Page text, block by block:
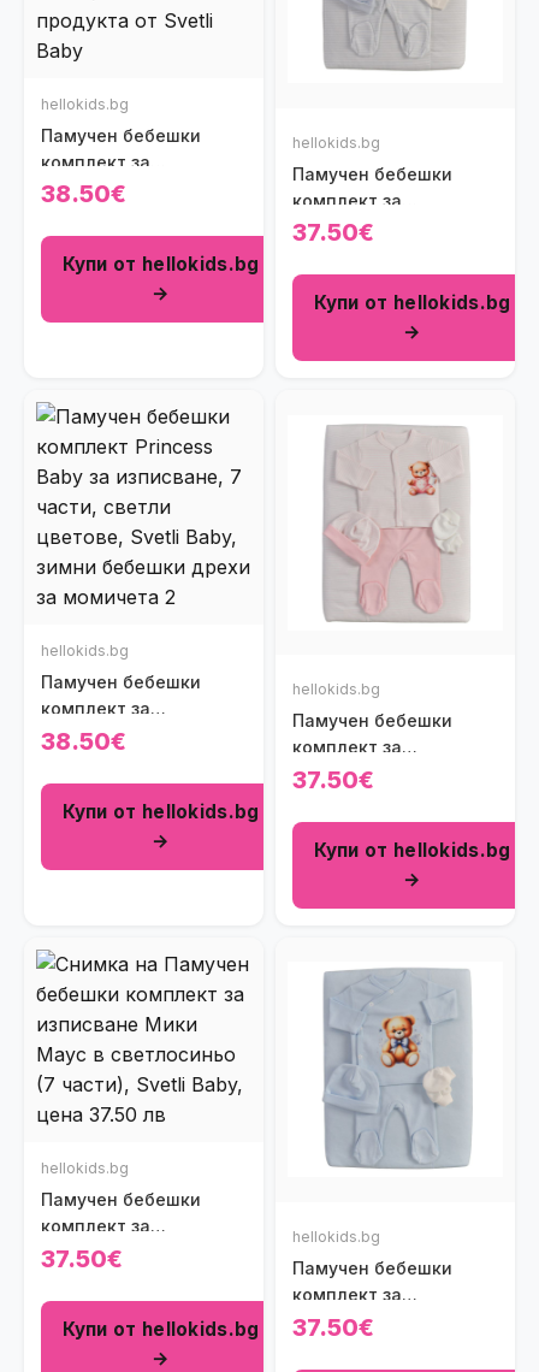
hellokids.bg
Памучен бебешки
комплект за
изписване с рокличка
части)
38.50€
Купи от hellokids.bg
→
hellokids.bg
Памучен бебешки
комплект за
изписване Sweet
светлосиньо на
райенца (6 части)
37.50€
Купи от hellokids.bg
→
hellokids.bg
Памучен бебешки
комплект за
изписване с рокличка
38.50€
Купи от hellokids.bg
→
hellokids.bg
Памучен бебешки
комплект за
изписване Sweet Bear
светлорозово на
райенца (7 части)
37.50€
Купи от hellokids.bg
→
hellokids.bg
Памучен бебешки
комплект за
изписване Мики Маус
части)
37.50€
Купи от hellokids.bg
→
hellokids.bg
Памучен бебешки
комплект за
изписване Bear Hug в
37.50€